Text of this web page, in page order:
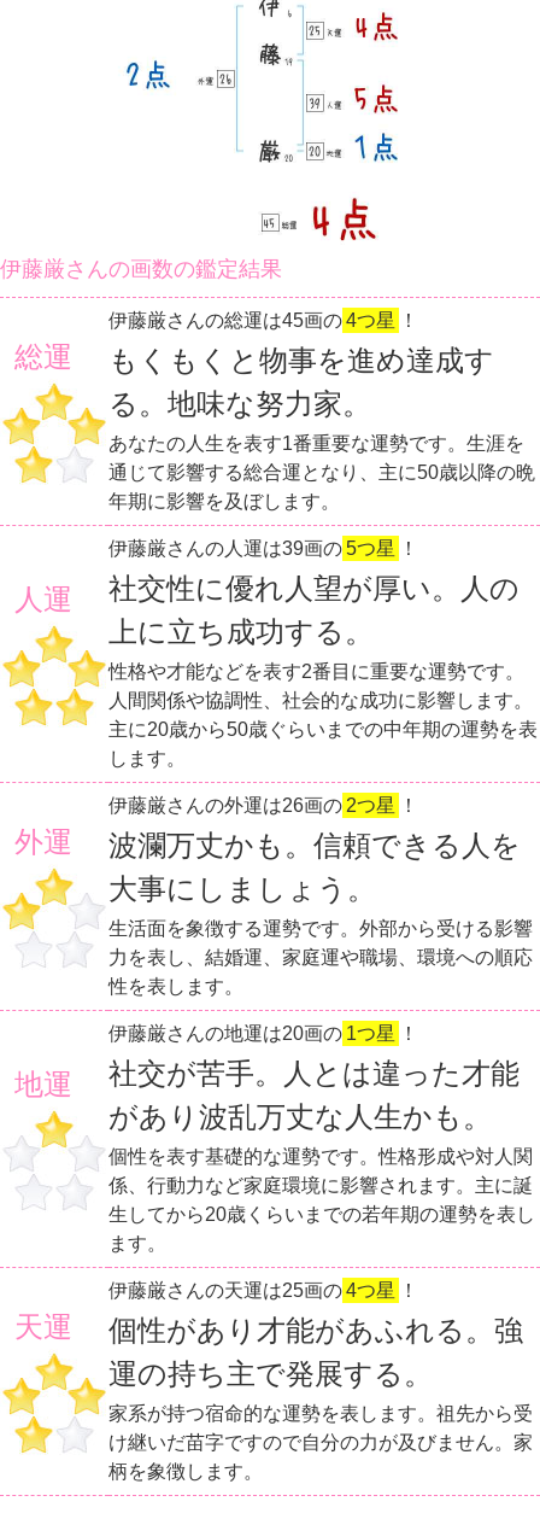
伊藤厳さんの画数の鑑定結果
総運
伊藤厳さんの総運は45画の4つ星 ！
もくもくと物事を進め達成す
る。地味な努力家。
あなたの人生を表す1番重要な運勢です。生涯を
通じて影響する総合運となり、主に50歳以降の晩
年期に影響を及ぼします。
人運
伊藤厳さんの人運は39画の5つ星 ！
社交性に優れ人望が厚い。人の
上に立ち成功する。
性格や才能などを表す2番目に重要な運勢です。
人間関係や協調性、社会的な成功に影響します。
主に20歳から50歳ぐらいまでの中年期の運勢を表
します。
外運
伊藤厳さんの外運は26画の 2つ星 ！
波瀾万丈かも。信頼できる人を
大事にしましょう。
生活面を象徴する運勢です。外部から受ける影響
力を表し、結婚運、家庭運や職場、環境への順応
性を表します。
地運
伊藤厳さんの地運は20画の 1つ星 ！
社交が苦手。人とは違った才能
があり波乱万丈な人生かも。
個性を表す基礎的な運勢です。性格形成や対人関
係、行動力など家庭環境に影響されます。主に誕
生してから20歳くらいまでの若年期の運勢を表し
ます。
天運
伊藤厳さんの天運は25画の4つ星 ！
個性があり才能があふれる。強
運の持ち主で発展する。
家系が持つ宿命的な運勢を表します。祖先から受
け継いだ苗字ですので自分の力が及びません。家
柄を象徴します。